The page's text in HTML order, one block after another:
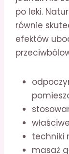
po leki.
równie
efektów
techniki
masaż